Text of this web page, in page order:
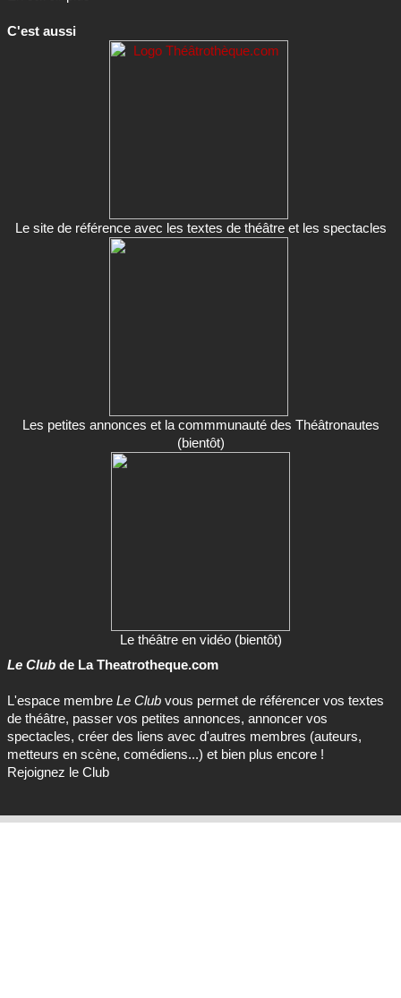
C'est aussi
Le site de référence avec les textes de théâtre et les spectacles
Les petites annonces et la commmunauté des Théâtronautes
(bientôt)
Le théâtre en vidéo (bientôt)
Le Club de La Theatrotheque.com
L'espace membre Le Club vous permet de référencer vos textes
de théâtre, passer vos petites annonces, annoncer vos
spectacles, créer des liens avec d'autres membres (auteurs,
metteurs en scène, comédiens...) et bien plus encore !
Rejoignez le Club